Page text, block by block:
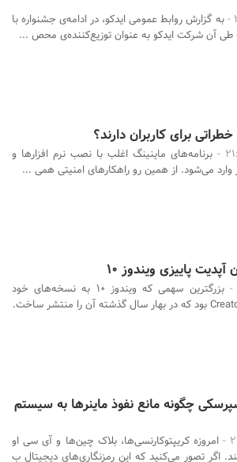
به گزارش روابط عمومی ایدکو، در ادامه‌ی جشنواره با
آن شرکت ایدکو به‌ عنوان توزیع‌کننده‌ی محص ...
برای کاربران دارند؟
برنامه‌های ماینینگ اغلب با نصب نرم افزارها و
وارد می‌شود. از همین رو راهکارهای امنیتی همی ...
پاییزی ویندوز 10
بزرگترین سهمی که ویندوز 10 به نسخه‌های خود
چگونه مانع نفوذ ماینرها به سیستم
امروزه کریپتوکارنسی‌ها، بلاک چین‌ها و آی سی او
تصور می‌کنید که این رمزنگاری‌های دیجیتال ب